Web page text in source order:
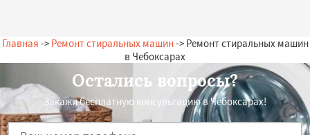
Главная -> Ремонт стиральных машин-> Ремонт стиральных машин
в Чебоксарах
Остались вопросы?
Закажи бесплатную консультацию в Чебоксарах!